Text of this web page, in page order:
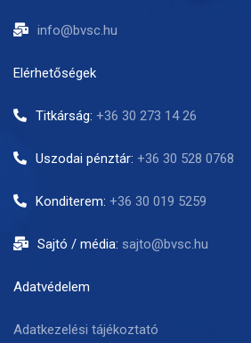
info@bvsc.hu
Elérhetőségek
Titkárság: +36 30 273 14 26
Uszodai pénztár: +36 30 528 0768
Konditerem: +36 30 019 5259
Sajtó / média: sajto@bvsc.hu
Adatvédelem
Adatkezelési tájékoztató